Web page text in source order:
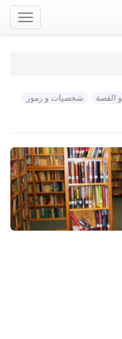
تصفح
الموقع
و القصة
شخصيات و رموز